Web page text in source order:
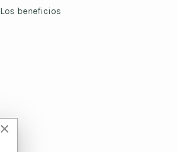
Los beneficios
×